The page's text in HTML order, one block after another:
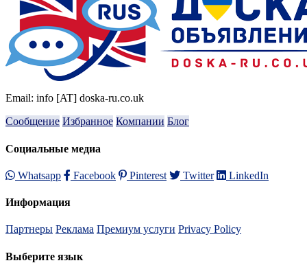
Email: info [AT] doska-ru.co.uk
Сообщение Избранное Компании Блог
Социальные медиа
Whatsapp Facebook Pinterest Twitter LinkedIn
Информация
Партнеры Реклама Премиум услуги Privacy Policy
Выберите язык